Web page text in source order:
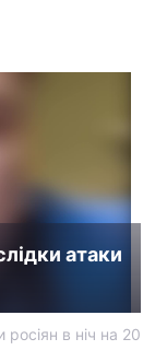
атаки
в ніч на 20